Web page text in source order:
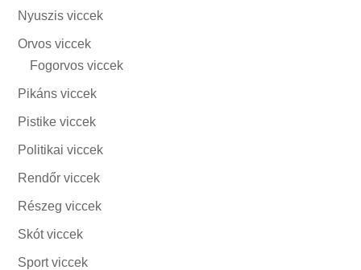
Nyuszis viccek
Orvos viccek
Fogorvos viccek
Pikáns viccek
Pistike viccek
Politikai viccek
Rendőr viccek
Részeg viccek
Skót viccek
Sport viccek